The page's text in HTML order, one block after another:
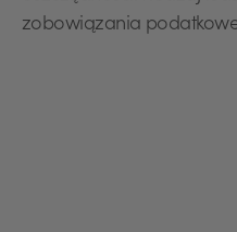
zobowiązania